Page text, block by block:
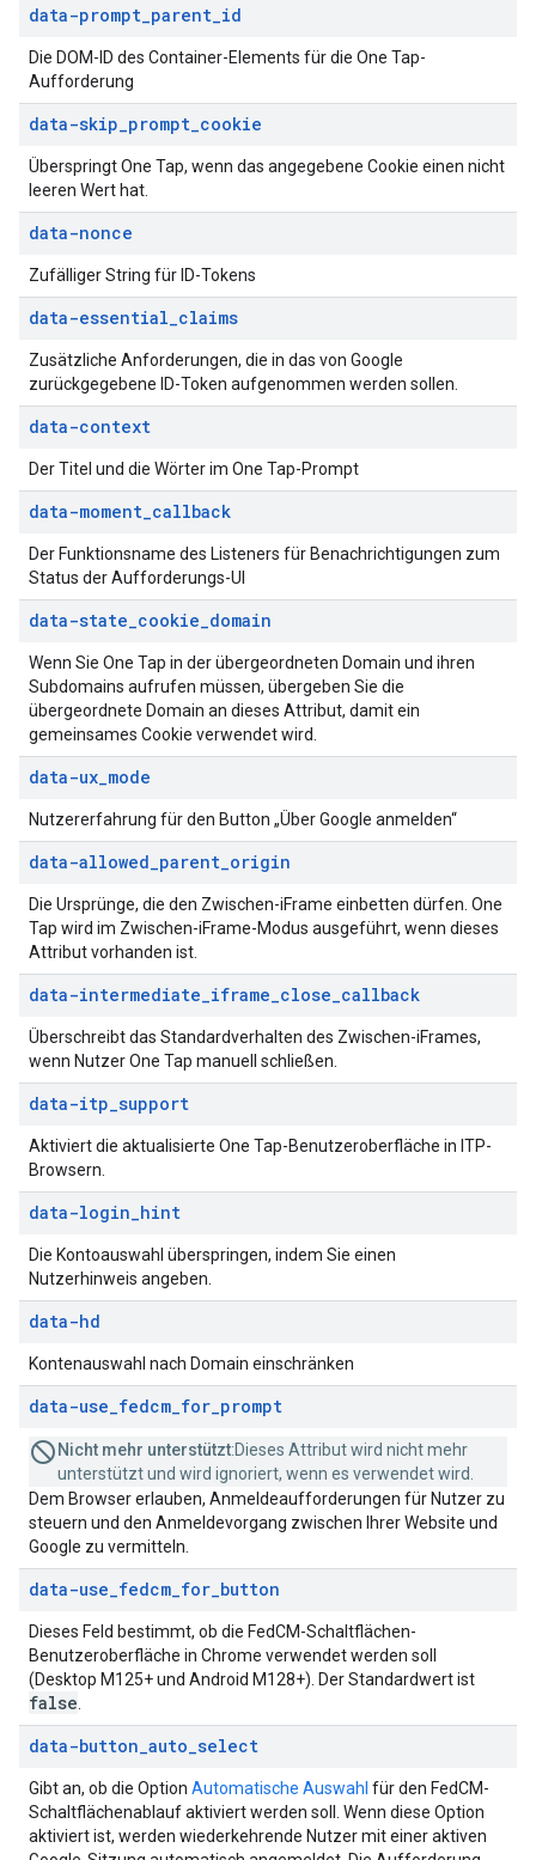
data-prompt_parent_id
Die DOM-ID des Container-Elements für die One Tap-
Aufforderung
data-skip_prompt_cookie
Überspringt One Tap, wenn das angegebene Cookie einen nicht
leeren Wert hat.
data-nonce
Zufälliger String für ID-Tokens
data-essential_claims
Zusätzliche Anforderungen, die in das von Google
zurückgegebene ID-Token aufgenommen werden sollen.
data-context
Der Titel und die Wörter im One Tap-Prompt
data-moment_callback
Der Funktionsname des Listeners für Benachrichtigungen zum
Status der Aufforderungs-UI
data-state_cookie_domain
Wenn Sie One Tap in der übergeordneten Domain und ihren
Subdomains aufrufen müssen, übergeben Sie die
übergeordnete Domain an dieses Attribut, damit ein
gemeinsames Cookie verwendet wird.
data-ux_mode
Nutzererfahrung für den Button „Über Google anmelden“
data-allowed_parent_origin
Die Ursprünge, die den Zwischen-iFrame einbetten dürfen. One
Tap wird im Zwischen-iFrame-Modus ausgeführt, wenn dieses
Attribut vorhanden ist.
data-intermediate_iframe_close_callback
Überschreibt das Standardverhalten des Zwischen-iFrames,
wenn Nutzer One Tap manuell schließen.
data-itp_support
Aktiviert die aktualisierte One Tap-Benutzeroberfläche in ITP-
Browsern.
data-login_hint
Die Kontoauswahl überspringen, indem Sie einen
Nutzerhinweis angeben.
data-hd
Kontenauswahl nach Domain einschränken
data-use_fedcm_for_prompt
Nicht mehr unterstützt:Dieses Attribut wird nicht mehr
unterstützt und wird ignoriert, wenn es verwendet wird.
Dem Browser erlauben, Anmeldeaufforderungen für Nutzer zu
steuern und den Anmeldevorgang zwischen Ihrer Website und
Google zu vermitteln.
data-use_fedcm_for_button
Dieses Feld bestimmt, ob die FedCM-Schaltflächen-
Benutzeroberfläche in Chrome verwendet werden soll
(Desktop M125+ und Android M128+). Der Standardwert ist
false
data-button_auto_select
Gibt an, ob die Option Automatische Auswahl für den FedCM-
Schaltflächenablauf aktiviert werden soll. Wenn diese Option
aktiviert ist, werden wiederkehrende Nutzer mit einer aktiven